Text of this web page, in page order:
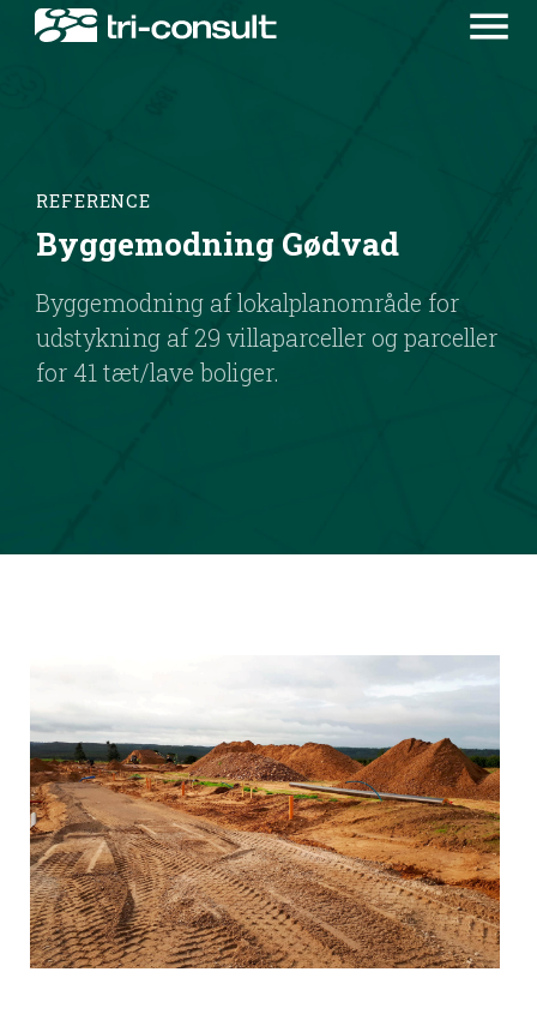
menu
REFERENCE
Byggemodning Gødvad
Byggemodning af lokalplanområde for
udstykning af 29 villaparceller og parceller
for 41 tæt/lave boliger.